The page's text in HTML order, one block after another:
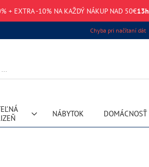
+ EXTRA -10% NA KAŽDÝ NÁKUP NAD 50€13h
Chyba pri načítaní dát
NÁBYTOK DOMÁCNOSŤ